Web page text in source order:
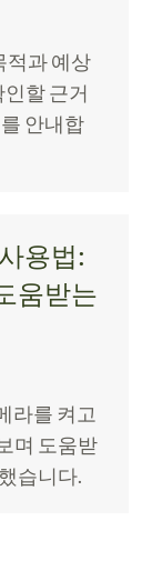
적과 예상
할 근거
안내합
용법:
움받는
라를 켜고
며 도움받
습니다.